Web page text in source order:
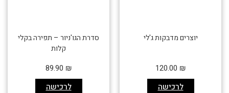
יוצרים מדבקות ג'לי
לרכישה
120.00 ₪
סדרת הגו'ניור – תפירה בקלי
קלות
לרכישה
89.90 ₪